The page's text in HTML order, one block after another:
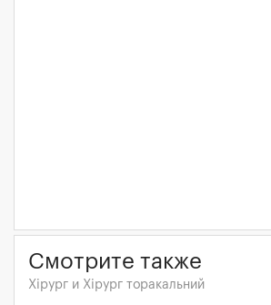
Смотрите также
Хірург и Хірург торакальний